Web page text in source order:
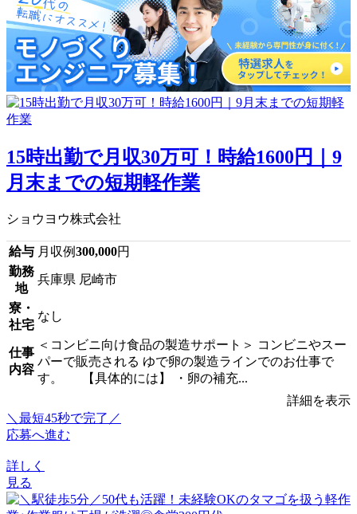
15時出勤で月収30万可！時給1600円｜9
月末までの短期軽作業
ショウヨウ株式会社
給与 月収例300,000円
勤務
地
兵庫県 尼崎市
寮・
社宅
なし
仕事
内容
＜コンビニ向け食品の製造サポート＞ コンビニやスー
パーで販売される ゆで卵の製造ラインでのお仕事で
す。 【具体的には】 ・卵の補充...
詳細を表示
＼最短45秒で完了／
応募へ進む
詳しく
見る